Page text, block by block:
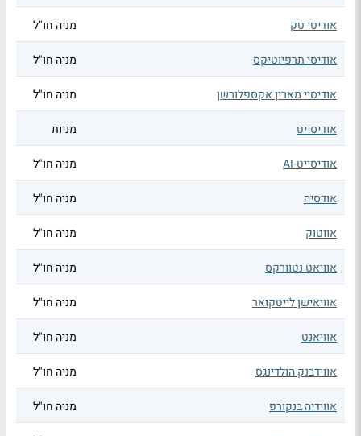
אודיטי טק מניה חו"ל
אודיסי תרפיוטיקס מניה חו"ל
אודיסיי מארין אקספלורשן מניה חו"ל
אודיסייט מניות
אודיסייט-AI מניה חו"ל
אודסיה מניה חו"ל
אווטוק מניה חו"ל
אוויאט נטוורקס מניה חו"ל
אוויאישן לייטקואר מניה חו"ל
אוויאנט מניה חו"ל
אווידבנק הולדינגס מניה חו"ל
אווידיה בנקורפ מניה חו"ל